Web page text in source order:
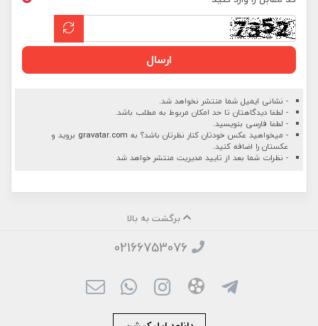
ارسال
- نشانی ایمیل شما منتشر نخواهد شد.
- لطفا دیدگاهتان تا حد امکان مربوط به مطلب باشد.
- لطفا فارسی بنویسید.
- میخواهید عکس خودتان کنار نظرتان باشد؟ به gravatar.com بروید و
عکستان را اضافه کنید.
- نظرات شما بعد از تایید مدیریت منتشر خواهد شد
برگشت به بالا
02166753076